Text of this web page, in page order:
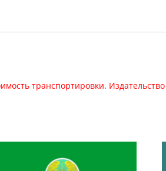
транспортировки.